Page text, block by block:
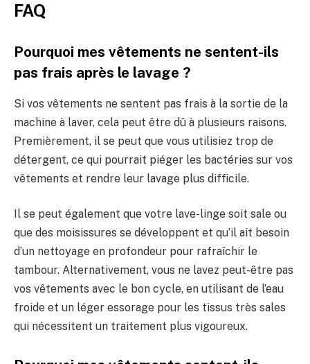
FAQ
Pourquoi mes vêtements ne sentent-ils
pas frais après le lavage ?
Si vos vêtements ne sentent pas frais à la sortie de la
machine à laver, cela peut être dû à plusieurs raisons.
Premièrement, il se peut que vous utilisiez trop de
détergent, ce qui pourrait piéger les bactéries sur vos
vêtements et rendre leur lavage plus difficile.
Il se peut également que votre lave-linge soit sale ou
que des moisissures se développent et qu’il ait besoin
d’un nettoyage en profondeur pour rafraîchir le
tambour. Alternativement, vous ne lavez peut-être pas
vos vêtements avec le bon cycle, en utilisant de l’eau
froide et un léger essorage pour les tissus très sales
qui nécessitent un traitement plus vigoureux.